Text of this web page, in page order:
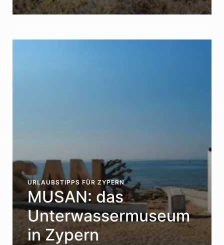
URLAUBSTIPPS FÜR ZYPERN
MUSAN: das
Unterwassermuseum
in Zypern